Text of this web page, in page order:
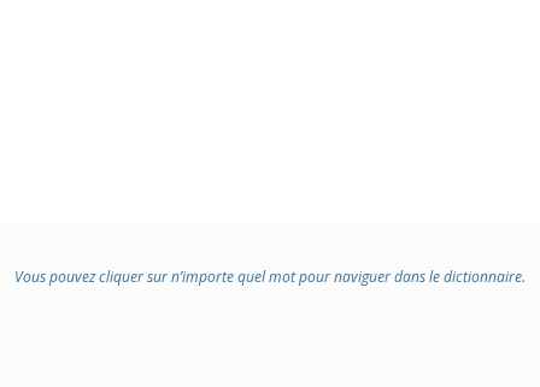
Vous pouvez cliquer sur n’importe quel mot pour naviguer dans le dictionnaire.